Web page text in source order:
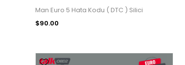
Man Euro 5 Hata Kodu ( DTC ) Silici
$90.00